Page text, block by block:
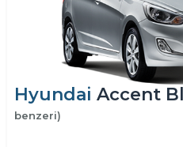
Hyundai Accent
benzeri)